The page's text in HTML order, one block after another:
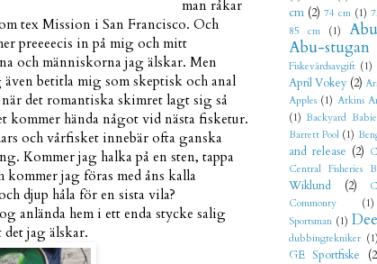
man råkar
tex Mission i San Francisco. Och
preeeecis in på mig och mitt
och människorna jag älskar. Men
betitla mig som skeptisk och anal
det romantiska skimret lagt sig så
kommer hända något vid nästa fisketur.
och vårfisket innebär ofta ganska
Kommer jag halka på en sten, tappa
jag föras med åns kalla
djup håla för en sista vila?
anlända hem i ett enda stycke salig
jag älskar.
cm (2) 74 cm (1)
85 cm
(1)
Abu-stugan
Fiskevårdsavgift (1)
April Vokey (2)
Apples (1) Atkins
(1) Backyard
Barrett Pool (1)
and release (2)
Central Fisheries
Wiklund
(2)
Commonty
(1)
Sportsman (1) Dee
dubbingtekniker (1)
GE Sportfiske